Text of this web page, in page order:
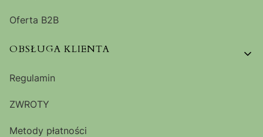
Oferta B2B
OBSŁUGA KLIENTA
Regulamin
ZWROTY
Metody płatności